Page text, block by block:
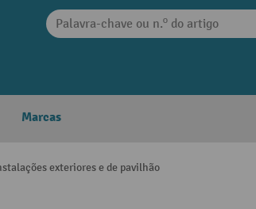
principal
Marcas
exteriores e de pavilhão